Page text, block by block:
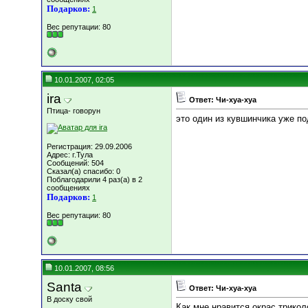
Подарков: 1
Вес репутации: 80
10.01.2007, 02:05
ira
Птица- говорун
Регистрация: 29.09.2006
Адрес: г.Тула
Сообщений: 504
Сказал(а) спасибо: 0
Поблагодарили 4 раз(а) в 2
сообщениях
Подарков: 1
Вес репутации: 80
Ответ: Чи-хуа-хуа
это один из кувшинчика уже
10.01.2007, 08:56
Santa
В доску свой
Ответ: Чи-хуа-хуа